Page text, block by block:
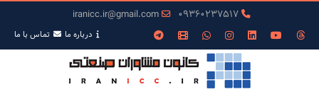
09360237517
iranicc.ir@gmail.com
درباره ما تمـاس با ما